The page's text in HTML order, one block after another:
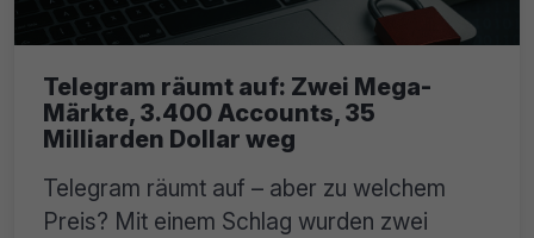
Telegram räumt auf: Zwei Mega-
Märkte, 3.400 Accounts, 35
Milliarden Dollar weg
Telegram räumt auf – aber zu welchem
Preis? Mit einem Schlag wurden zwei